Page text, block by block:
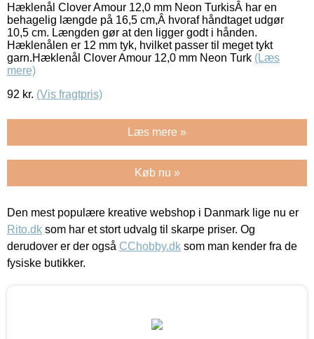
Hæklenål Clover Amour 12,0 mm Neon TurkisÂ har en
behagelig længde på 16,5 cm,Â hvoraf håndtaget udgør
10,5 cm. Længden gør at den ligger godt i hånden.
Hæklenålen er 12 mm tyk, hvilket passer til meget tykt
garn.Hæklenål Clover Amour 12,0 mm Neon Turk (Læs
mere)
92 kr. (Vis fragtpris)
Læs mere »
Køb nu »
Den mest populære kreative webshop i Danmark lige nu er
Rito.dk som har et stort udvalg til skarpe priser. Og
derudover er der også CChobby.dk som man kender fra de
fysiske butikker.